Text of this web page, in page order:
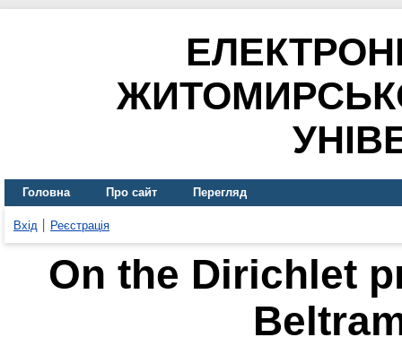
Головна Про сайт Перегляд
Вхід Реєстрація
On the Dirichlet